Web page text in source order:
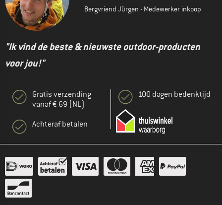
Bergvriend Jürgen - Medewerker inkoop
"Ik vind de beste & nieuwste outdoor-producten
voor jou!"
Gratis verzending
vanaf € 69 (NL)
Achteraf betalen
100 dagen bedenktijd